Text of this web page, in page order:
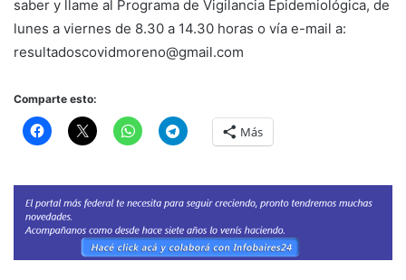
saber y llame al Programa de Vigilancia Epidemiológica, de
lunes a viernes de 8.30 a 14.30 horas o vía e-mail a:
resultadoscovidmoreno@gmail.com
Comparte esto:
Más